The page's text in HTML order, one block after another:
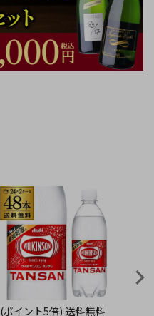
(ポイント5倍) 送料無料